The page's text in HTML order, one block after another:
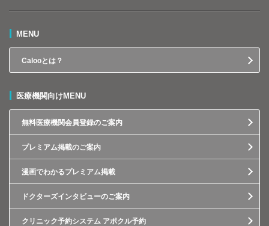
MENU
Calooとは？
医療機関向けMENU
無料医療機関会員登録のご案内
プレミアム掲載のご案内
漫画でわかるプレミアム掲載
ドクターズインタビューのご案内
クリニック予約システム アポクル予約